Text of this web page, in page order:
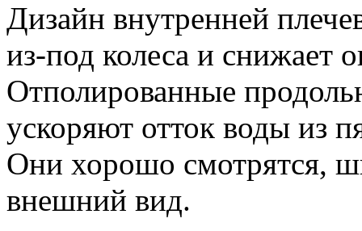
Дизайн внутренней
из-под колеса и снижает
Отполированные
ускоряют отток воды из
Они хорошо смотрятся,
внешний вид.